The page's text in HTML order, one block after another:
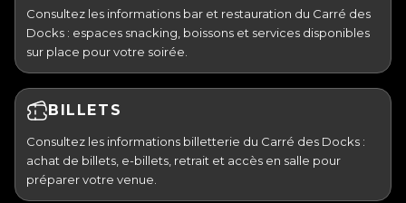
Consultez les informations bar et restauration du Carré des
Docks : espaces snacking, boissons et services disponibles
sur place pour votre soirée.
BILLETS
Consultez les informations billetterie du Carré des Docks :
achat de billets, e-billets, retrait et accès en salle pour
préparer votre venue.